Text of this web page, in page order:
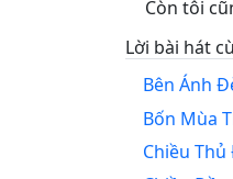
Còn tôi
Lời bài hát
Bên Ánh
Bốn Mùa
Chiều Thủ